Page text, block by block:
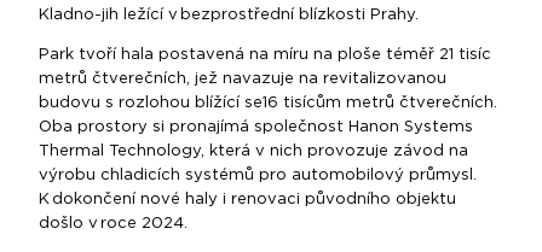
Kladno-jih ležící v bezprostřední blízkosti Prahy.
Park tvoří hala postavená na míru na ploše téměř 21 tisíc
metrů čtverečních, jež navazuje na revitalizovanou
budovu s rozlohou blížící se16 tisícům metrů čtverečních.
Oba prostory si pronajímá společnost Hanon Systems
Thermal Technology, která v nich provozuje závod na
výrobu chladicích systémů pro automobilový průmysl.
K dokončení nové haly i renovaci původního objektu
došlo v roce 2024.